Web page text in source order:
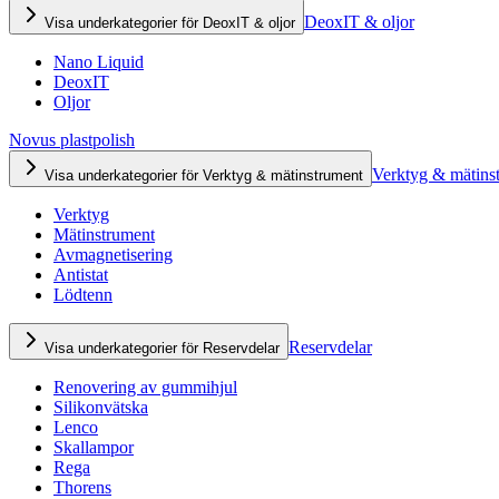
Visa underkategorier för DeoxIT & oljor DeoxIT & oljor
Nano Liquid
DeoxIT
Oljor
Novus plastpolish
Visa underkategorier för Verktyg & mätinstrument Verktyg &
Verktyg
Mätinstrument
Avmagnetisering
Antistat
Lödtenn
Visa underkategorier för Reservdelar Reservdelar
Renovering av gummihjul
Silikonvätska
Lenco
Skallampor
Rega
Thorens